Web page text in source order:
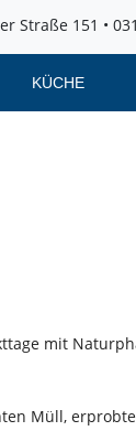
Straße 151 •
KÜCHE
mit
Müll,